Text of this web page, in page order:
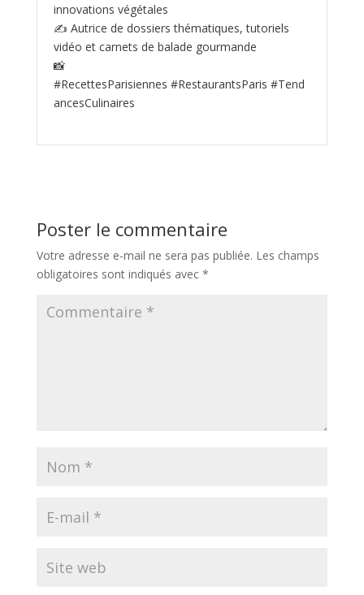
innovations végétales
✍️ Autrice de dossiers thématiques, tutoriels
vidéo et carnets de balade gourmande
📸
#RecettesParisiennes #RestaurantsParis #Tend
ancesCulinaires
Poster le commentaire
Votre adresse e-mail ne sera pas publiée. Les champs
obligatoires sont indiqués avec *